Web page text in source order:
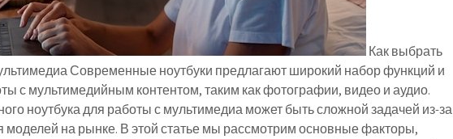
Как выбрать
Современные ноутбуки предлагают широкий набор функций и
с мультимедийным контентом, таким как фотографии, видео и аудио.
ноутбука для работы с мультимедиа может быть сложной задачей из-за
моделей на рынке. В этой статье мы рассмотрим основные факторы,